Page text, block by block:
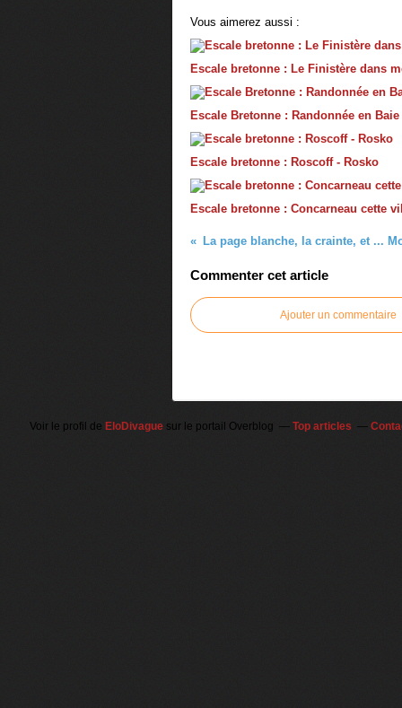
Vous aimerez aussi :
Escale bretonne : Le Finistère dans
Escale Bretonne : Randonnée en
Escale bretonne : Roscoff - Rosko
Escale bretonne : Concarneau cette
La page blanche, la crainte, et ...
Commenter cet article
Ajouter un commentaire
Voir le profil de EloDivague sur le portail Overblog Top articles